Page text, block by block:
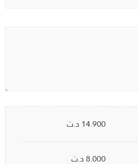
14.900 د.ت
8.000 د.ت